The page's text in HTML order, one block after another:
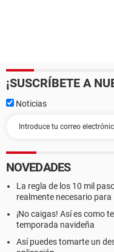
¡SUSCRÍBETE A
Noticias
NOVEDADES
La regla de los 10 mil
realmente necesario para
¡No caigas! Así es como
temporada navideña
Así puedes tomarte un